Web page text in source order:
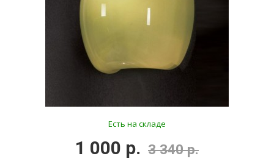
Есть на складе
1 000 р. 3 340 р.